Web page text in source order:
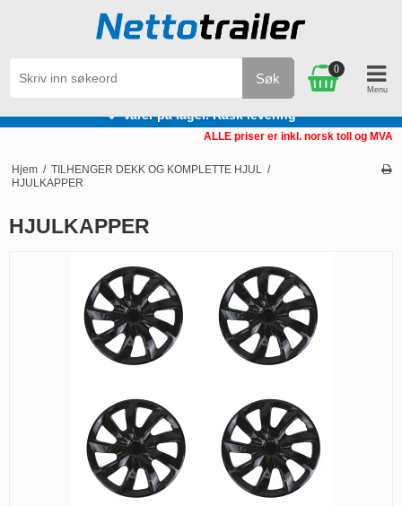
Rask levering Personlig
Søk
0
ALLE priser er inkl. norsk toll og MVA
Hjem / TILHENGER DEKK OG KOMPLETTE HJUL /
HJULKAPPER
HJULKAPPER